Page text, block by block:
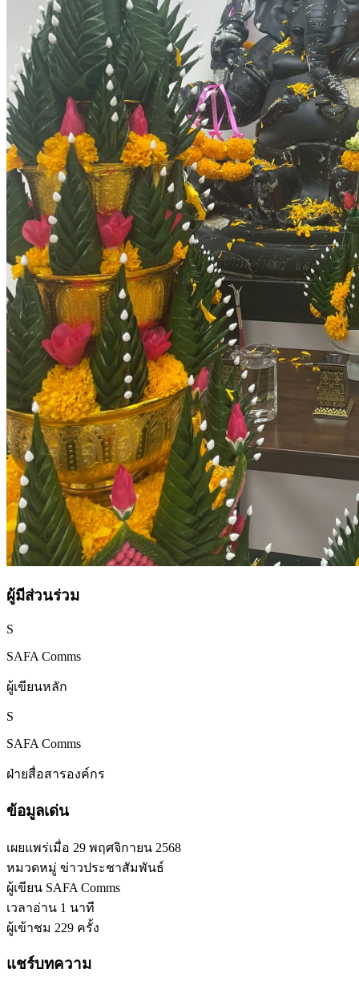
ผู้มีส่วนร่วม
S
SAFA Comms
ผู้เขียนหลัก
S
SAFA Comms
ฝ่ายสื่อสารองค์กร
ข้อมูลเด่น
เผยแพร่เมื่อ 29 พฤศจิกายน 2568
หมวดหมู่ ข่าวประชาสัมพันธ์
ผู้เขียน SAFA Comms
เวลาอ่าน 1 นาที
ผู้เข้าชม 229 ครั้ง
แชร์บทความ